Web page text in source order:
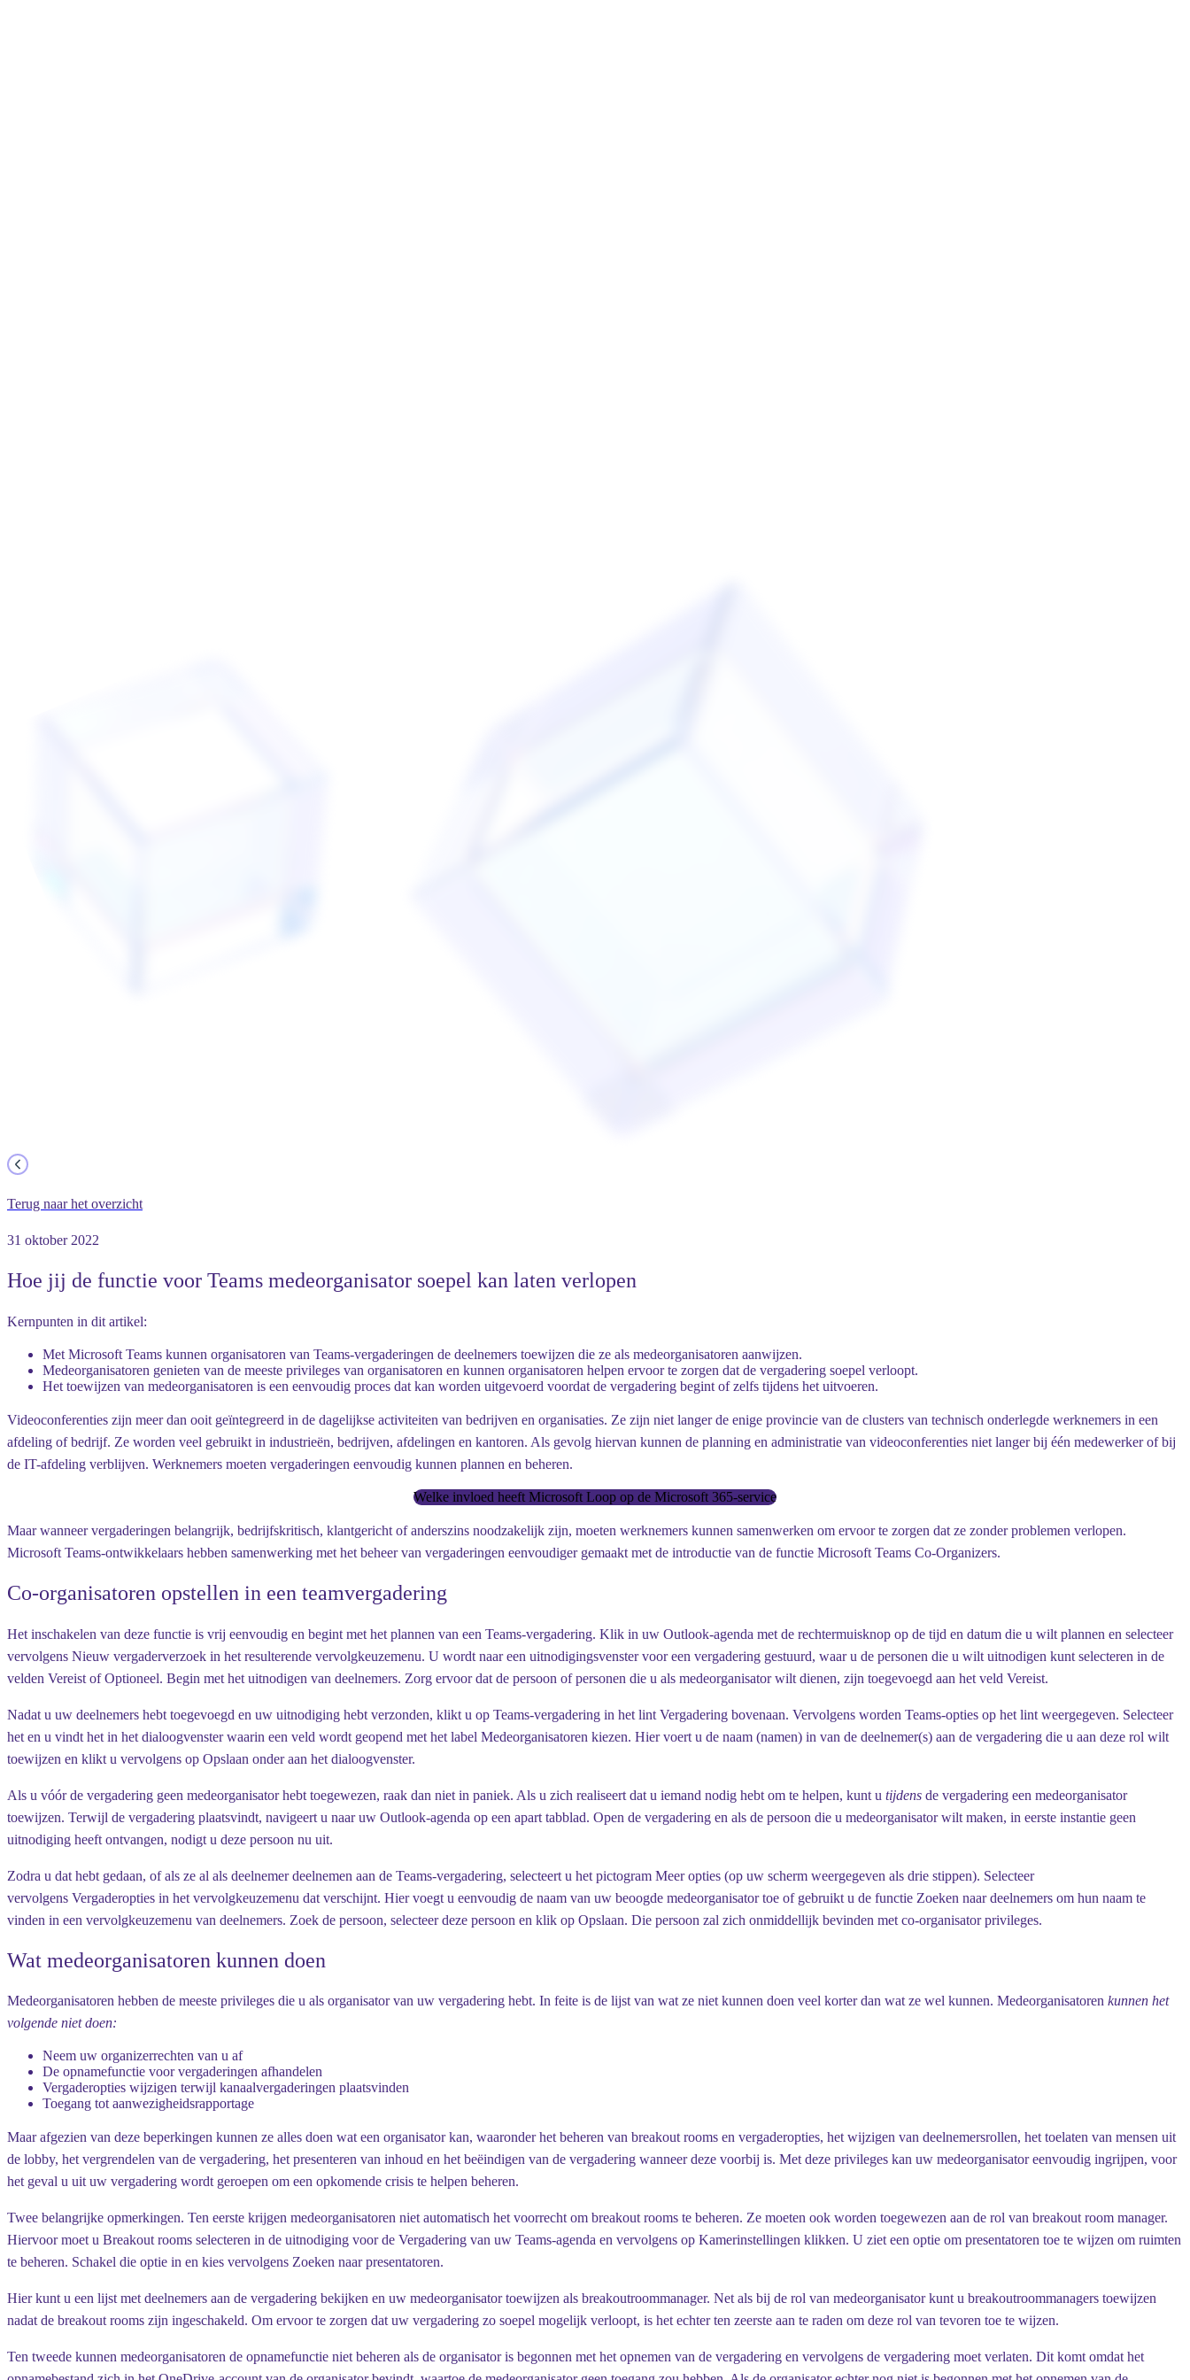
Terug naar het overzicht
31 oktober 2022
Hoe jij de functie voor Teams medeorganisator soepel kan laten verlopen
Kernpunten in dit artikel:
Met Microsoft Teams kunnen organisatoren van Teams-vergaderingen de deelnemers toewijzen die ze als medeorganisatoren aanwijzen.
Medeorganisatoren genieten van de meeste privileges van organisatoren en kunnen organisatoren helpen ervoor te zorgen dat de vergadering soepel verloopt.
Het toewijzen van medeorganisatoren is een eenvoudig proces dat kan worden uitgevoerd voordat de vergadering begint of zelfs tijdens het uitvoeren.
Videoconferenties zijn meer dan ooit geïntegreerd in de dagelijkse activiteiten van bedrijven en organisaties. Ze zijn niet langer de enige provincie van de clusters van technisch onderlegde werknemers in een
afdeling of bedrijf. Ze worden veel gebruikt in industrieën, bedrijven, afdelingen en kantoren. Als gevolg hiervan kunnen de planning en administratie van videoconferenties niet langer bij één medewerker of bij
de IT-afdeling verblijven. Werknemers moeten vergaderingen eenvoudig kunnen plannen en beheren.
Welke invloed heeft Microsoft Loop op de Microsoft 365-service
Maar wanneer vergaderingen belangrijk, bedrijfskritisch, klantgericht of anderszins noodzakelijk zijn, moeten werknemers kunnen samenwerken om ervoor te zorgen dat ze zonder problemen verlopen.
Microsoft Teams-ontwikkelaars hebben samenwerking met het beheer van vergaderingen eenvoudiger gemaakt met de introductie van de functie Microsoft Teams Co-Organizers.
Co-organisatoren opstellen in een teamvergadering
Het inschakelen van deze functie is vrij eenvoudig en begint met het plannen van een Teams-vergadering. Klik in uw Outlook-agenda met de rechtermuisknop op de tijd en datum die u wilt plannen en selecteer
vervolgens Nieuw vergaderverzoek in het resulterende vervolgkeuzemenu. U wordt naar een uitnodigingsvenster voor een vergadering gestuurd, waar u de personen die u wilt uitnodigen kunt selecteren in de
velden Vereist ofOptioneel. Begin met het uitnodigen van deelnemers. Zorg ervoor dat de persoon of personen die u als medeorganisator wilt dienen, zijn toegevoegd aan het veld Vereist.
Nadat u uw deelnemers hebt toegevoegd en uw uitnodiging hebt verzonden, klikt u op Teams-vergadering in het lint Vergadering bovenaan. Vervolgens worden Teams-opties op het lint weergegeven. Selecteer
het en u vindt het in het dialoogvenster waarin een veld wordt geopend met het label Medeorganisatoren kiezen. Hier voert u de naam (namen) in van de deelnemer(s) aan de vergadering die u aan deze rol wilt
toewijzen en klikt u vervolgens op Opslaan onder aan het dialoogvenster.
Als u vóór de vergadering geen medeorganisator hebt toegewezen, raak dan niet in paniek. Als u zich realiseert dat u iemand nodig hebt om te helpen, kunt u tijdens de vergadering een medeorganisator
toewijzen. Terwijl de vergadering plaatsvindt, navigeert u naar uw Outlook-agenda op een apart tabblad. Open de vergadering en als de persoon die u medeorganisator wilt maken, in eerste instantie geen
uitnodiging heeft ontvangen, nodigt u deze persoon nu uit.
Zodra u dat hebt gedaan, of als ze al als deelnemer deelnemen aan de Teams-vergadering, selecteert u het pictogram Meer opties (op uw scherm weergegeven als drie stippen). Selecteer
vervolgens Vergaderopties in het vervolgkeuzemenu dat verschijnt. Hier voegt u eenvoudig de naam van uw beoogde medeorganisator toe of gebruikt u de functie Zoeken naar deelnemers om hun naam te
vinden in een vervolgkeuzemenu van deelnemers. Zoek de persoon, selecteer deze persoon en klik op Opslaan. Die persoon zal zich onmiddellijk bevinden met co-organisator privileges.
Wat medeorganisatoren kunnen doen
Medeorganisatoren hebben de meeste privileges die u als organisator van uw vergadering hebt. In feite is de lijst van wat ze niet kunnen doen veel korter dan wat ze wel kunnen. Medeorganisatoren kunnen het
volgende niet doen:
Neem uw organizerrechten van u af
De opnamefunctie voor vergaderingen afhandelen
Vergaderopties wijzigen terwijl kanaalvergaderingen plaatsvinden
Toegang tot aanwezigheidsrapportage
Maar afgezien van deze beperkingen kunnen ze alles doen wat een organisator kan, waaronder het beheren van breakout rooms en vergaderopties, het wijzigen van deelnemersrollen, het toelaten van mensen uit
de lobby, het vergrendelen van de vergadering, het presenteren van inhoud en het beëindigen van de vergadering wanneer deze voorbij is. Met deze privileges kan uw medeorganisator eenvoudig ingrijpen, voor
het geval u uit uw vergadering wordt geroepen om een opkomende crisis te helpen beheren.
Twee belangrijke opmerkingen. Ten eerste krijgen medeorganisatoren niet automatisch het voorrecht om breakout rooms te beheren. Ze moeten ook worden toegewezen aan de rol van breakout room manager.
Hiervoor moet u Breakout rooms selecteren in de uitnodiging voor de Vergadering van uw Teams-agenda en vervolgens op Kamerinstellingen klikken. U ziet een optie om presentatoren toe te wijzen om ruimten
te beheren. Schakel die optie in en kies vervolgens Zoeken naar presentatoren.
Hier kunt u een lijst met deelnemers aan de vergadering bekijken en uw medeorganisator toewijzen als breakoutroommanager. Net als bij de rol van medeorganisator kunt u breakoutroommanagers toewijzen
nadat de breakout rooms zijn ingeschakeld. Om ervoor te zorgen dat uw vergadering zo soepel mogelijk verloopt, is het echter ten zeerste aan te raden om deze rol van tevoren toe te wijzen.
Ten tweede kunnen medeorganisatoren de opnamefunctie niet beheren als de organisator is begonnen met het opnemen van de vergadering en vervolgens de vergadering moet verlaten. Dit komt omdat het